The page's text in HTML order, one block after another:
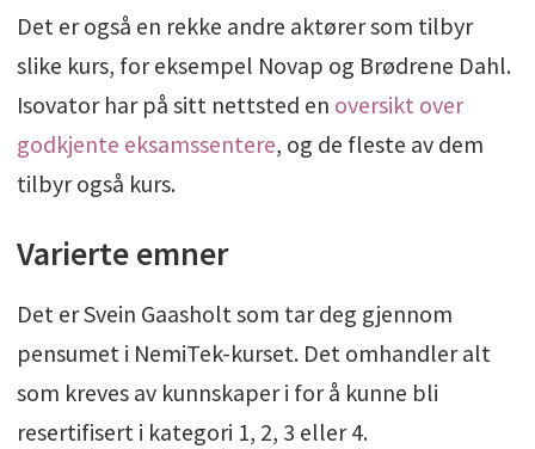
Det er også en rekke andre aktører som tilbyr
slike kurs, for eksempel Novap og Brødrene Dahl.
Isovator har på sitt nettsted en oversikt over
godkjente eksamssentere, og de fleste av dem
tilbyr også kurs.
Varierte emner
Det er Svein Gaasholt som tar deg gjennom
pensumet i NemiTek-kurset. Det omhandler alt
som kreves av kunnskaper i for å kunne bli
resertifisert i kategori 1, 2, 3 eller 4.